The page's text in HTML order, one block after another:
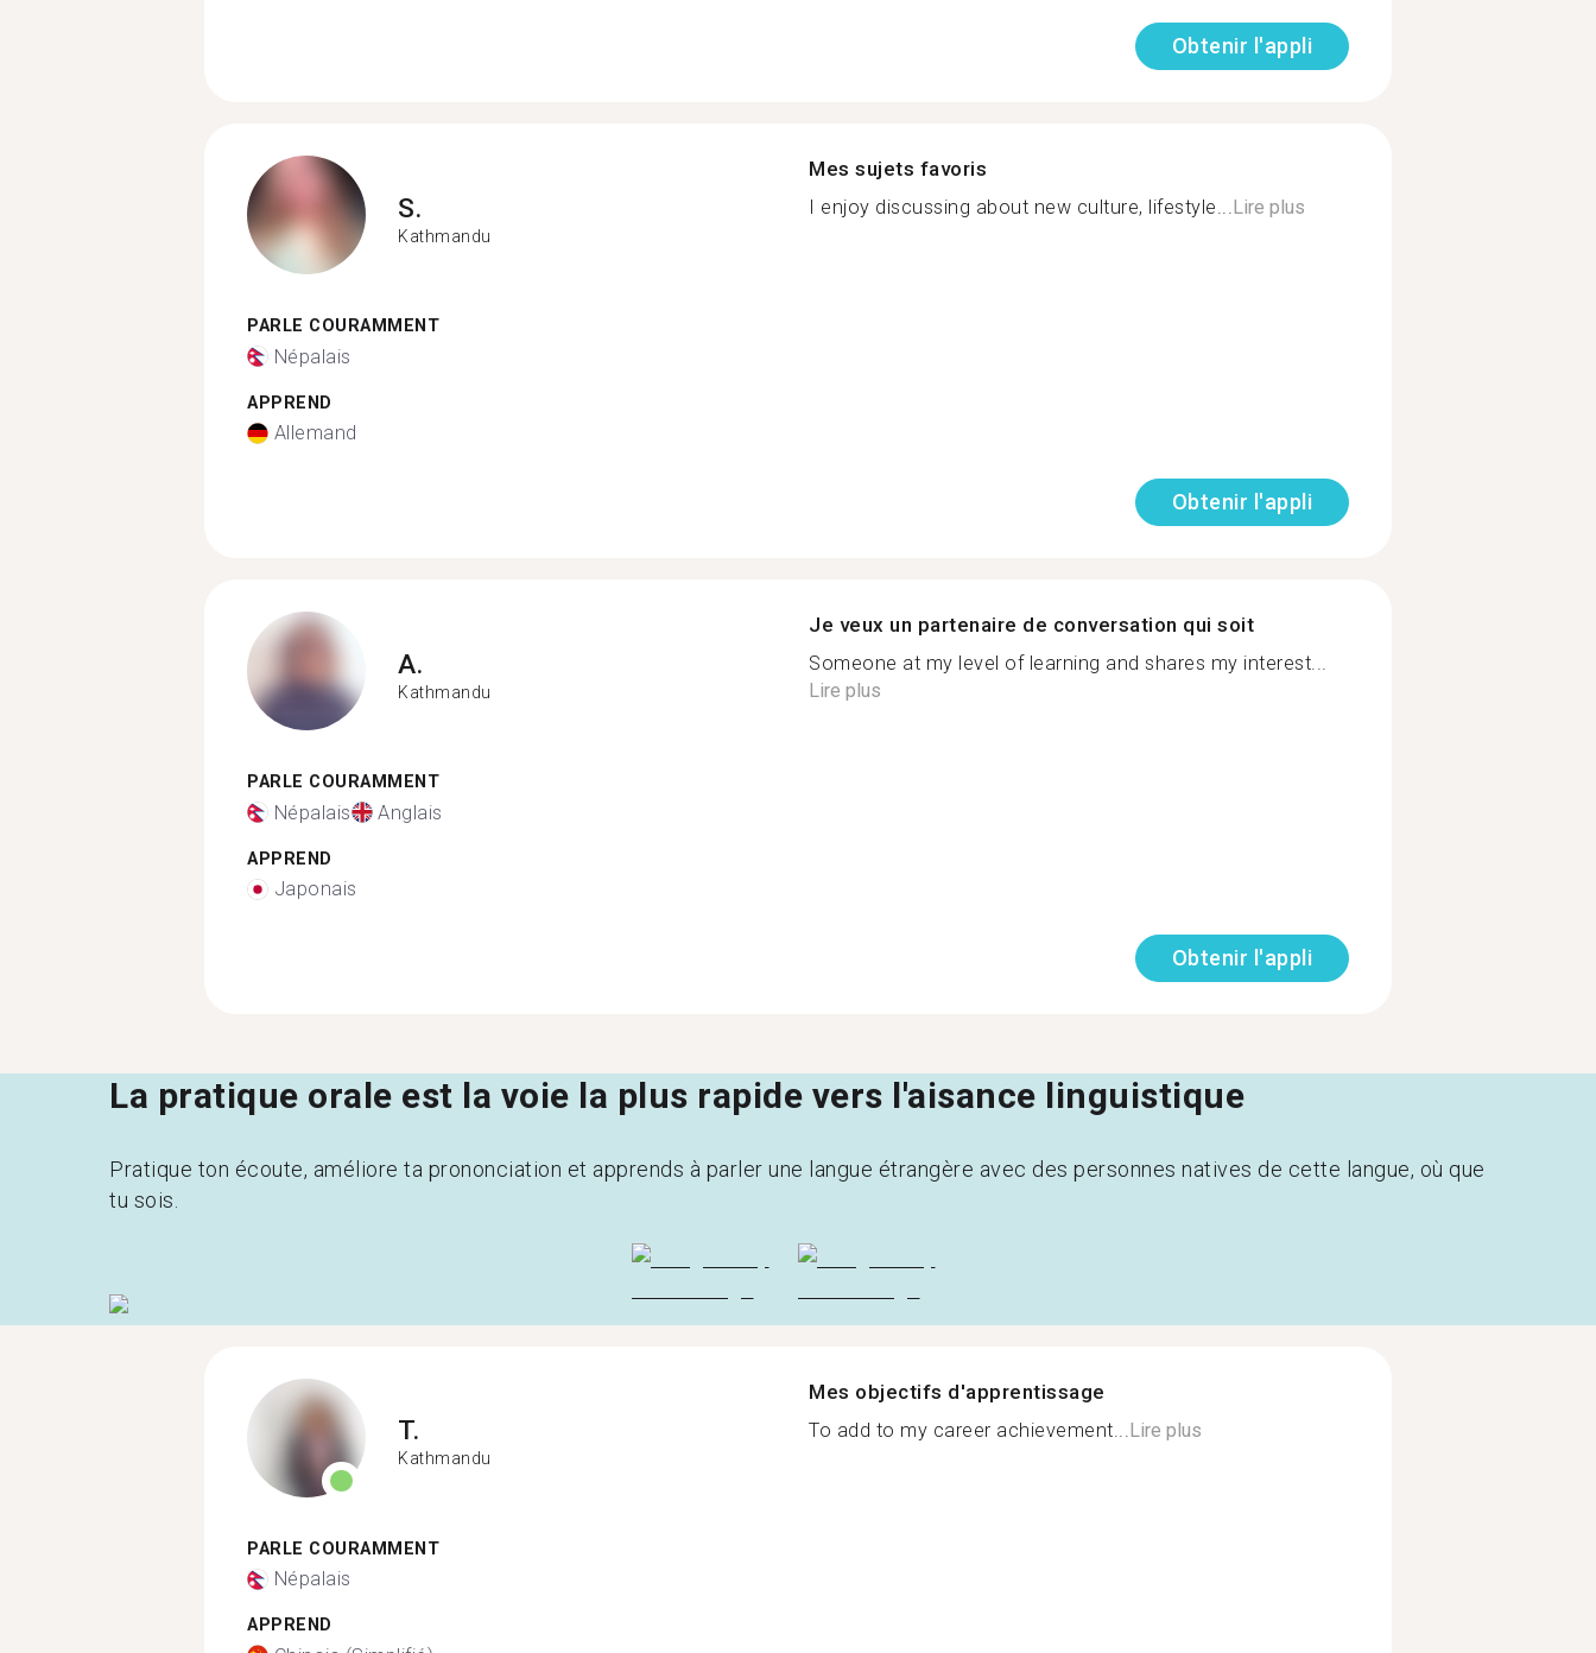
Obtenir l'appli
S.
Kathmandu
PARLE COURAMMENT
Népalais
APPREND
Allemand
Mes sujets favoris
I enjoy discussing about new culture, lifestyle...Lire plus
Obtenir l'appli
A.
Kathmandu
PARLE COURAMMENT
Népalais Anglais
APPREND
Japonais
Je veux un partenaire de conversation qui soit
Someone at my level of learning and shares my interest...
Lire plus
Obtenir l'appli
La pratique orale est la voie la plus rapide vers l'aisance linguistique
Pratique ton écoute, améliore ta prononciation et apprends à parler une langue étrangère avec des personnes natives de cette langue, où que
tu sois.
T.
Kathmandu
PARLE COURAMMENT
Népalais
APPREND
Mes objectifs d'apprentissage
To add to my career achievement... Lire plus